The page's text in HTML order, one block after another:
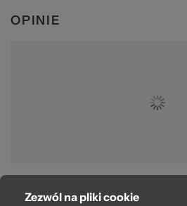
OPINIE
O bag
Zezwól na pliki cookie